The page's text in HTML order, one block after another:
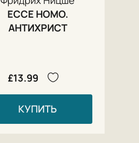
ECCE HOMO.
АНТИХРИСТ
£13.99
КУПИТЬ